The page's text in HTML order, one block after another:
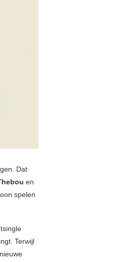
Dat
en
spelen
Terwijl